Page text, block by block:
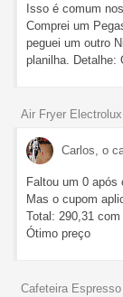
Isso é comum
Comprei um
peguei um outro
planilha. Detalhe:
Air Fryer
Carlos, o
Faltou um 0 após
Mas o cupom
Total: 290,31
Ótimo preço
Cafeteira